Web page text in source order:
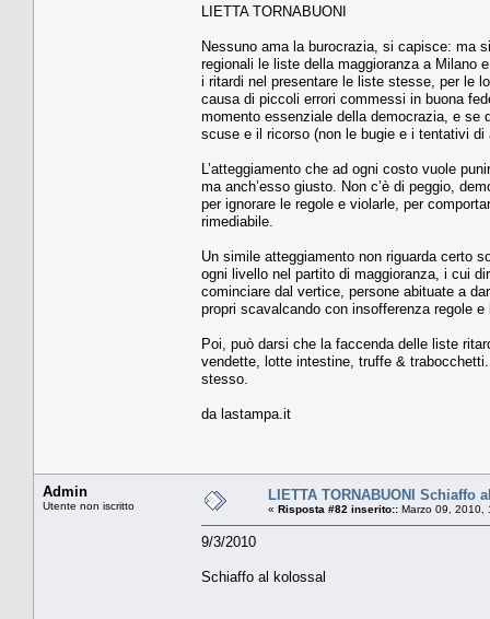
LIETTA TORNABUONI
Nessuno ama la burocrazia, si capisce: ma
regionali le liste della maggioranza a Milano
i ritardi nel presentare le liste stesse, per le
causa di piccoli errori commessi in buona
momento essenziale della democrazia, e se
scuse e il ricorso (non le bugie e i tentativi di
L’atteggiamento che ad ogni costo vuole
ma anch’esso giusto. Non c’è di peggio,
per ignorare le regole e violarle, per
rimediabile.
Un simile atteggiamento non riguarda certo
ogni livello nel partito di maggioranza, i cui
cominciare dal vertice, persone abituate a
propri scavalcando con insofferenza regole
Poi, può darsi che la faccenda delle liste
vendette, lotte intestine, truffe &
stesso.
da lastampa.it
Admin
Utente non iscritto
LIETTA TORNABUONI Schiaffo
« Risposta #82 inserito:: Marzo 09, 2010,
9/3/2010
Schiaffo al kolossal